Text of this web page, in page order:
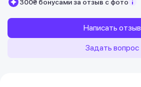
300₴ бонусами за отзыв с фото
Написать отзыв
Задать вопрос